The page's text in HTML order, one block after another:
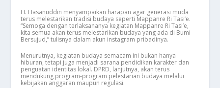
H. Hasanuddin menyampaikan harapan agar generasi muda
terus melestarikan tradisi budaya seperti Mappanre Ri Tasi’e.
“Semoga dengan terlaksananya kegiatan Mappanre Ri Tasi’e,
kita semua akan terus melestarikan budaya yang ada di Bumi
Bersujud,” tulisnya dalam akun instagram pribadinya.
Menurutnya, kegiatan budaya semacam ini bukan hanya
hiburan, tetapi juga menjadi sarana pendidikan karakter dan
penguatan identitas lokal. DPRD, lanjutnya, akan terus
mendukung program-program pelestarian budaya melalui
kebijakan anggaran maupun regulasi.